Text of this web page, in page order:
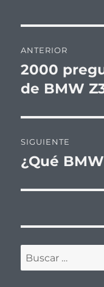
de
entradas
ANTERIOR
Entrada
anterior:
2000
de BMW
SIGUIENTE
Entrada
¿Qué
Buscar
por: